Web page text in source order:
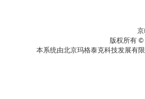
京
版权所有 ©
本系统由北京玛格泰克科技发展有